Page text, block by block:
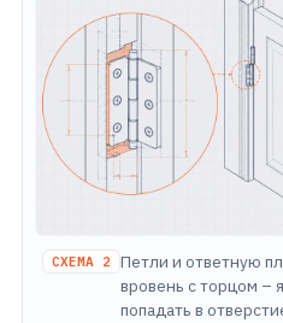
СХЕМА 2 Петли и ответную
вровень с торцом –
попадать в